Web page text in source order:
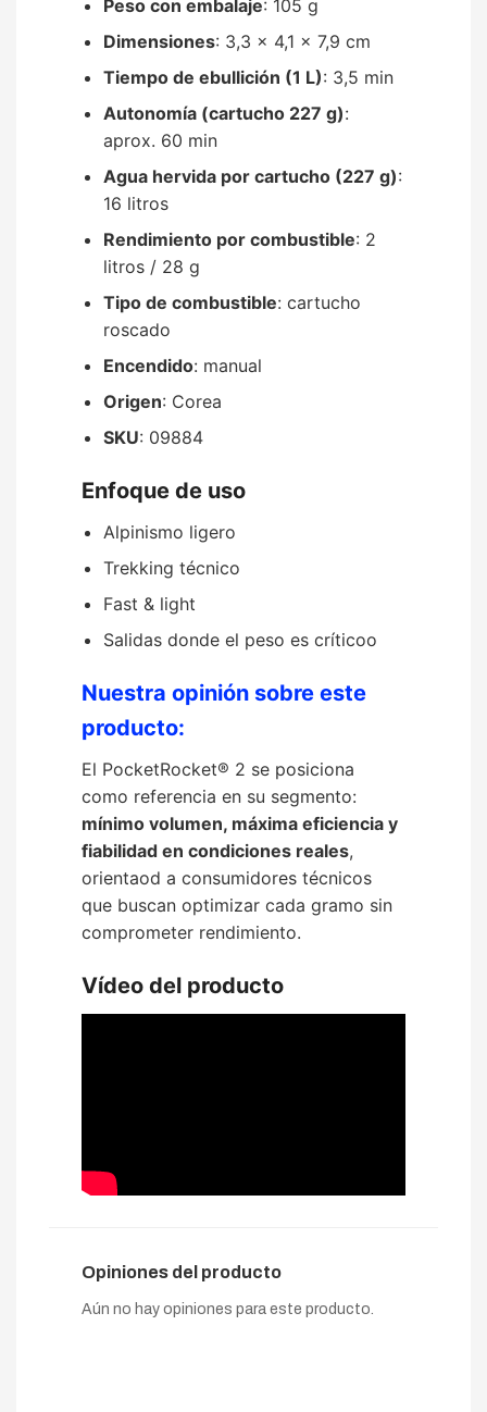
Peso con embalaje: 105 g
Dimensiones: 3,3 x 4,1 x 7,9 cm
Tiempo de ebullición (1 L): 3,5 min
Autonomía (cartucho 227 g):
aprox. 60 min
Agua hervida por cartucho (227 g):
16 litros
Rendimiento por combustible: 2
litros / 28 g
Tipo de combustible: cartucho
roscado
Encendido: manual
Origen: Corea
SKU: 09884
Enfoque de uso
Alpinismo ligero
Trekking técnico
Fast & light
Salidas donde el peso es críticoo
Nuestra opinión sobre este
producto:
El PocketRocket® 2 se posiciona
como referencia en su segmento:
mínimo volumen, máxima eficiencia y
fiabilidad en condiciones reales,
orientaod a consumidores técnicos
que buscan optimizar cada gramo sin
comprometer rendimiento.
Vídeo del producto
Opiniones del producto
Aún no hay opiniones para este producto.